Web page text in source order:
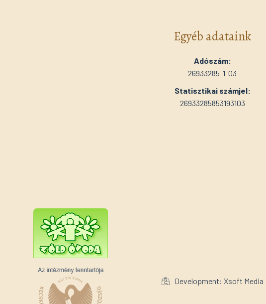
Egyéb adataink
Adószám:
26933285-1-03
Statisztikai számjel:
26933285853193103
Development: Xsoft Media